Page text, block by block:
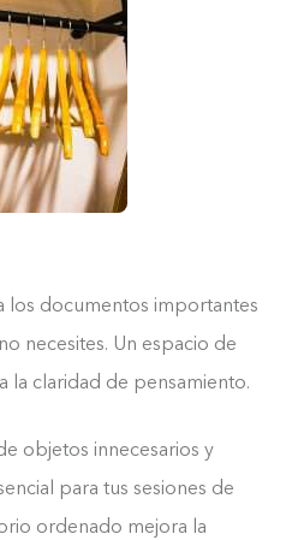
los documentos importantes
necesites. Un espacio de
la claridad de pensamiento.
objetos innecesarios y
para tus sesiones de
ordenado mejora la